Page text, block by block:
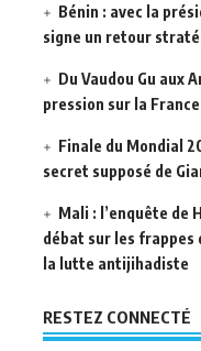
Bénin : avec la
signe un retour
Du Vaudou Gu aux
pression sur la
Finale du Mondial
secret supposé de
Mali : l’enquête de
débat sur les frappes
la lutte antijihadiste
RESTEZ CONNECTÉ